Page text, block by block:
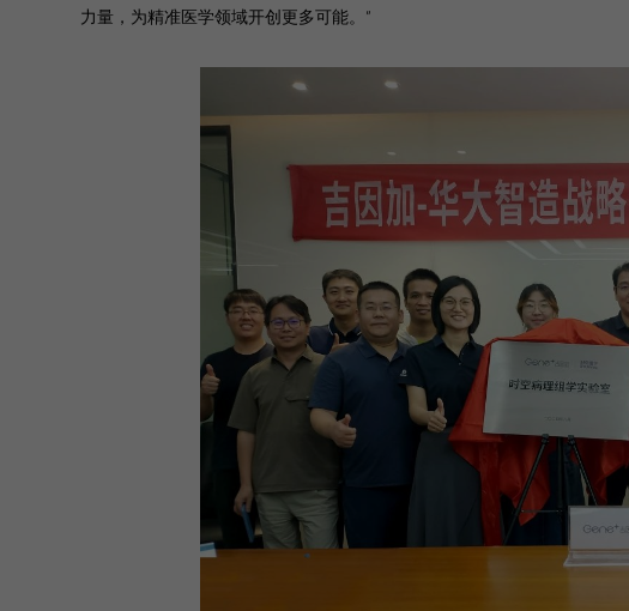
力量，为精准医学领域开创更多可能。”